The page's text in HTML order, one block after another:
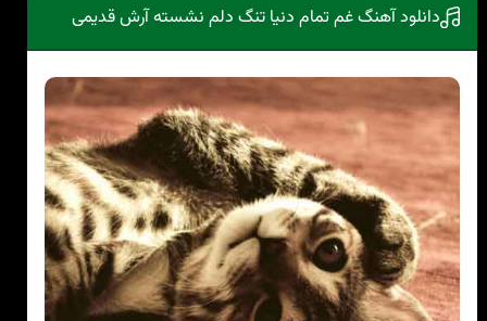
دانلود آهنگ غم تمام دنیا تنگ دلم نشسته آرش قدیمی